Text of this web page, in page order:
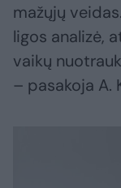
mažųjų
ligos analizė,
vaikų
– pasakoja A.